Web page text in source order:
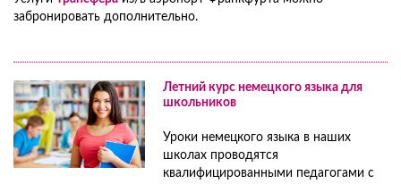
забронировать дополнительно.
Летний курс немецкого языка для
школьников
Уроки немецкого языка в наших
школах проводятся
квалифицированными педагогами с